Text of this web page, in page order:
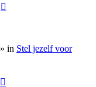
» in Stel jezelf voor